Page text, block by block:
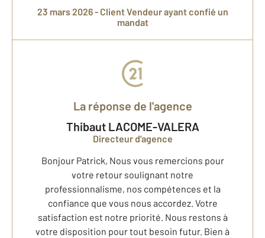
23 mars 2026 - Client Vendeurayant confié un
mandat
La réponse de l'agence
Thibaut LACOME-VALERA
Directeur d'agence
Bonjour Patrick, Nous vous remercions pour
votre retour soulignant notre
professionnalisme, nos compétences et la
confiance que vous nous accordez. Votre
satisfaction est notre priorité. Nous restons à
votre disposition pour tout besoin futur. Bien à